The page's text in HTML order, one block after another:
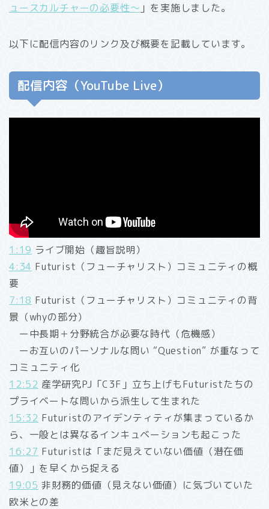
ュースカルチャーの必要性〜 」を実施しました。
以下に配信内容のリンク及び概要を記載しています。
配信内容（YouTube Live）
1:19 ライブ開始（趣旨説明）
4:34 Futurist（フューチャリスト）コミュニティの概
要
7:18 Futurist（フューチャリスト）コミュニティの背
景（whyの部分）
ー中長期＋分野統合が必要な時代（危機感）
ーお互いのパーソナルな問い “Question” が重なって
コミュニティ化
12:52 産学研究PJ「C3F」立ち上げもFuturistたちの
プライベートな問いから派生して生まれた
15:32 Futuristのアイデンティティが集まっているか
ら、一般とは異なるインキュベーションも起こった
16:27 Futuristは「まだ見えていない価値（潜在価
値）」を早くから捉える
19:05 非財務的価値（見えない価値）に気づいていた
欧米との差